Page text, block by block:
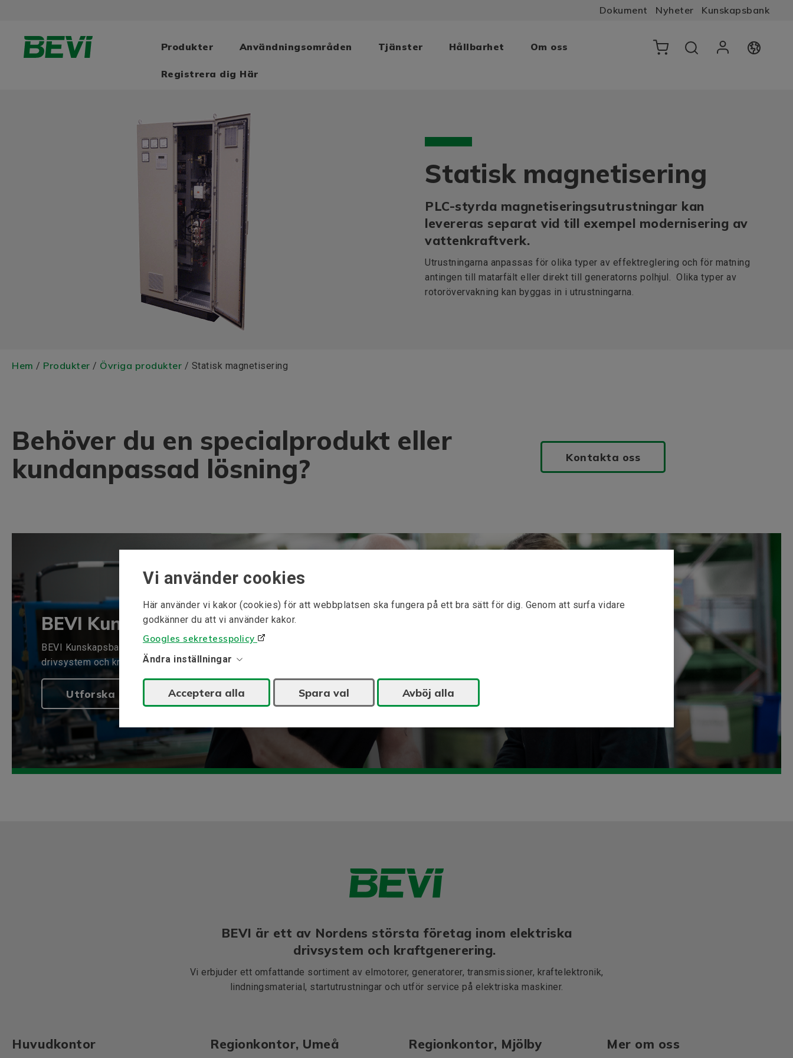
Vi använder cookies
Här använder vi kakor (cookies) för att webbplatsen ska fungera på ett bra sätt för dig. Genom att surfa vidare
godkänner du att vi använder kakor.
Googles sekretesspolicy
Ändra inställningar
Acceptera alla Spara val Avböj alla
Dokument Nyheter Kunskapsbank
Produkter Användningsområden Tjänster Hållbarhet Om oss
Registrera dig Här
Statisk magnetisering
PLC-styrda magnetiseringsutrustningar kan
levereras separat vid till exempel modernisering av
vattenkraftverk.
Utrustningarna anpassas för olika typer av effektreglering och för matning
antingen till matarfält eller direkt till generatorns polhjul. Olika typer av
rotorövervakning kan byggas in i utrustningarna.
Hem / Produkter / Övriga produkter / Statisk magnetisering
Behöver du en specialprodukt eller
kundanpassad lösning?
Kontakta oss
BEVI Kunskapsbank
BEVI Kunskapsbank är en samling av information inom våra expertområden t.ex. elektriska
drivsystem och kraftgenerering.
Utforska
BEVI är ett av Nordens största företag inom elektriska
drivsystem och kraftgenerering.
Vi erbjuder ett omfattande sortiment av elmotorer, generatorer, transmissioner, kraftelektronik,
lindningsmaterial, startutrustningar och utför service på elektriska maskiner.
Huvudkontor Regionkontor, Umeå Regionkontor, Mjölby Mer om oss